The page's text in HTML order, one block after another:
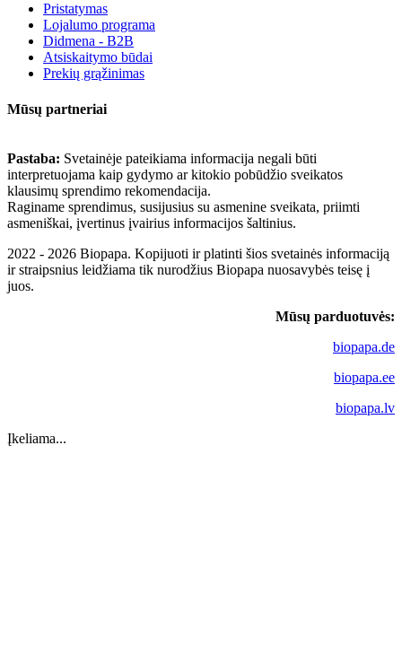
Pristatymas
Lojalumo programa
Didmena - B2B
Atsiskaitymo būdai
Prekių grąžinimas
Mūsų partneriai
Pastaba: Svetainėje pateikiama informacija negali būti
interpretuojama kaip gydymo ar kitokio pobūdžio sveikatos
klausimų sprendimo rekomendacija.
Raginame sprendimus, susijusius su asmenine sveikata, priimti
asmeniškai, įvertinus įvairius informacijos šaltinius.
2022 - 2026 Biopapa. Kopijuoti ir platinti šios svetainės informaciją
ir straipsnius leidžiama tik nurodžius Biopapa nuosavybės teisę į
juos.
Mūsų parduotuvės:
biopapa.de
biopapa.ee
biopapa.lv
Įkeliama...